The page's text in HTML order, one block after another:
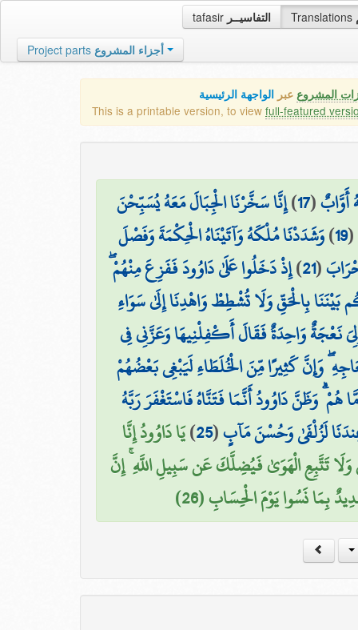
tafasir التفاسيــر Translations
Project parts أجزاء المشروع
المشروع عبر الواجهة الرئيسية
This is a printable version, to view full-featured
أَوَّابٌ(
17
)إِنَّا سَخَّرْنَا الْجِبَالَ مَعَهُ يُسَبِّحْنَ
(
19
)وَشَدَدْنَا مُلْكَهُ وَآتَيْنَاهُ الْحِكْمَةَ وَفَصْلَ
(
21
)إِذْ دَخَلُوا عَلَىٰ دَاوُودَ فَفَزِعَ مِنْهُمْ ۖ
بِالْحَقِّ وَلَا تُشْطِطْ وَاهْدِنَا إِلَىٰ سَوَاءِ
نَعْجَةٌ وَاحِدَةٌ فَقَالَ أَكْفِلْنِيهَا وَعَزَّنِي فِي
وَإِنَّ كَثِيرًا مِّنَ الْخُلَطَاءِ لَيَبْغِي بَعْضُهُمْ
هُمْ ۗ وَظَنَّ دَاوُودُ أَنَّمَا فَتَنَّاهُ فَاسْتَغْفَرَ رَبَّهُ
لَزُلْفَىٰ وَحُسْنَ مَآبٍ(
25
)يَا دَاوُودُ إِنَّا
تَتَّبِعِ الْهَوَىٰ فَيُضِلَّكَ عَن سَبِيلِ اللَّهِ ۚ إِنَّ
بِمَا نَسُوا يَوْمَ الْحِسَابِ (26)